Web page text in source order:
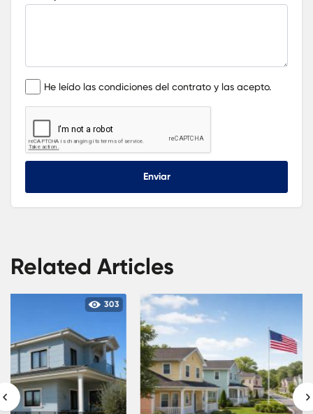
He leído las condiciones del contrato y las acepto.
Enviar
Related Articles